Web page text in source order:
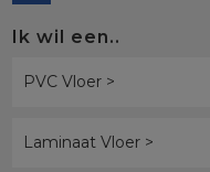
Ik wil een..
PVC Vloer >
Laminaat Vloer >